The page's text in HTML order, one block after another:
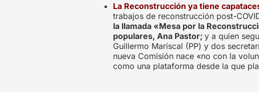
La Reconstrucción ya tiene
trabajos de reconstrucción post-
la llamada «Mesa por la
populares, Ana Pastor; y a quien
Guillermo Mariscal (PP) y dos
nueva Comisión nace «no con la
como una plataforma desde la que